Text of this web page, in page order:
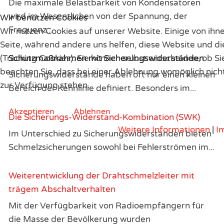
Die maximale Belastbarkeit von Kondensatoren
wird im Wesentlichen von der Spannung, der
Frequenz...
Schutzmaßnahmen mit Sicherungswiderständen
Sicherungswiderstände haben oft nur einen kleinen
Bereich der Kennlinie definiert. Besonders im...
Die Sicherungs-Widerstand-Kombination (SWK)
Im Unterschied zu Sicherungswiderständen bieten
Schmelzsicherungen sowohl bei Fehlerströmen im...
Weiterentwicklung der Drahtschmelzleiter mit
trägem Abschaltverhalten
Mit der Verfügbarkeit von Radioempfängern für
die Masse der Bevölkerung wurden
Wir benutzen Cookies
Wir nutzen Cookies auf unserer Website. Einige von
Seite, während andere uns helfen, diese Website und
(Tracking Cookies). Sie können selbst entscheiden, ob
beachten Sie, dass bei einer Ablehnung womöglich
zur Verfügung stehen.
Akzeptieren Ablehnen
Weitere Informationen|